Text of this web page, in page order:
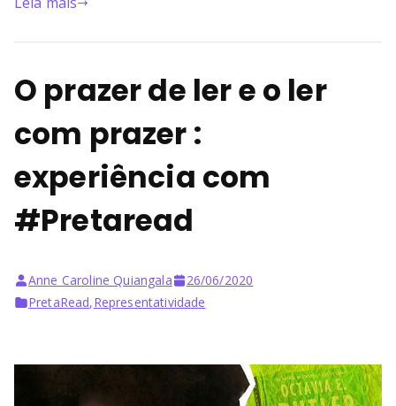
O prazer de ler e o ler
com prazer :
experiência com
#Pretaread
Anne Caroline Quiangala
26/06/2020
PretaRead,Representatividade